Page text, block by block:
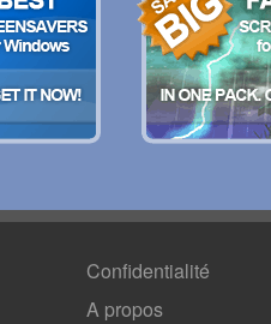
Confidentialité
A propos